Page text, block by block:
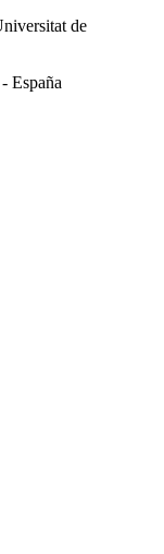
de
España